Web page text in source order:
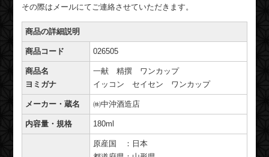
その際はメールにてご連絡させていただきます。
商品の詳細説明
商品コード 026505
商品名
ヨミガナ
一献 精撰 ワンカップ
イッコン セイセン ワンカップ
メーカー・蔵名 ㈱中沖酒造店
内容量・規格 180ml
原産国 ：日本